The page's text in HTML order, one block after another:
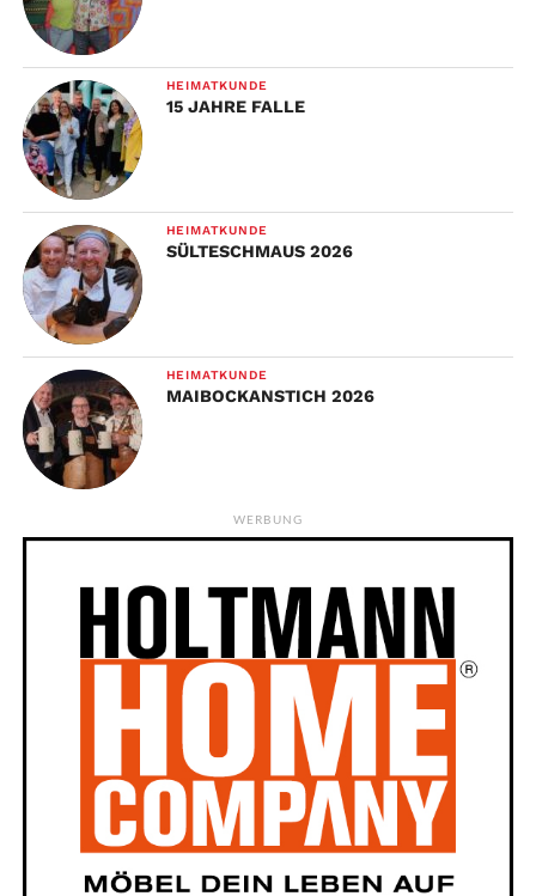
HEIMATKUNDE
15 JAHRE FALLE
HEIMATKUNDE
SÜLTESCHMAUS 2026
HEIMATKUNDE
MAIBOCKANSTICH 2026
WERBUNG